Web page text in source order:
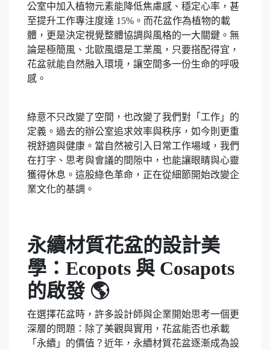
公室中加入植物元素能降低焦慮感、穩定心率，甚
至提升工作專注度達 15%。而花盆作為植物的載
體，更是決定視覺整體協調與風格的一大關鍵。無
論是極簡風、北歐風還是工業風，只要搭配得宜，
花盆就能自然融入環境，讓空間多一份生命的呼吸
感。
綠意不只改變了空間，也改變了我們對「工作」的
定義。過去的辦公室追求效率與秩序，如今則更重
視舒適與健康。當自然被引入日常工作場域，我們
在打字、思考與會議的間隙中，也能讓眼睛與心靈
獲得休息。這股綠色革命，正在從細節開始改變企
業文化的基調。
永續材質花盆的設計美
學：Ecopots 與 Cosapots
的啟發 🌎
在選擇花盆時，許多設計師與企業開始思考一個更
深層的問題：除了美觀與實用，花盆能否也承載
「永續」的價值？近年，永續材質花盆逐漸成為設